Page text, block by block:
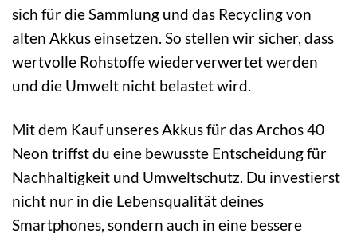
sich für die Sammlung und das Recycling von
alten Akkus einsetzen. So stellen wir sicher, dass
wertvolle Rohstoffe wiederverwertet werden
und die Umwelt nicht belastet wird.
Mit dem Kauf unseres Akkus für das Archos 40
Neon triffst du eine bewusste Entscheidung für
Nachhaltigkeit und Umweltschutz. Du investierst
nicht nur in die Lebensqualität deines
Smartphones, sondern auch in eine bessere